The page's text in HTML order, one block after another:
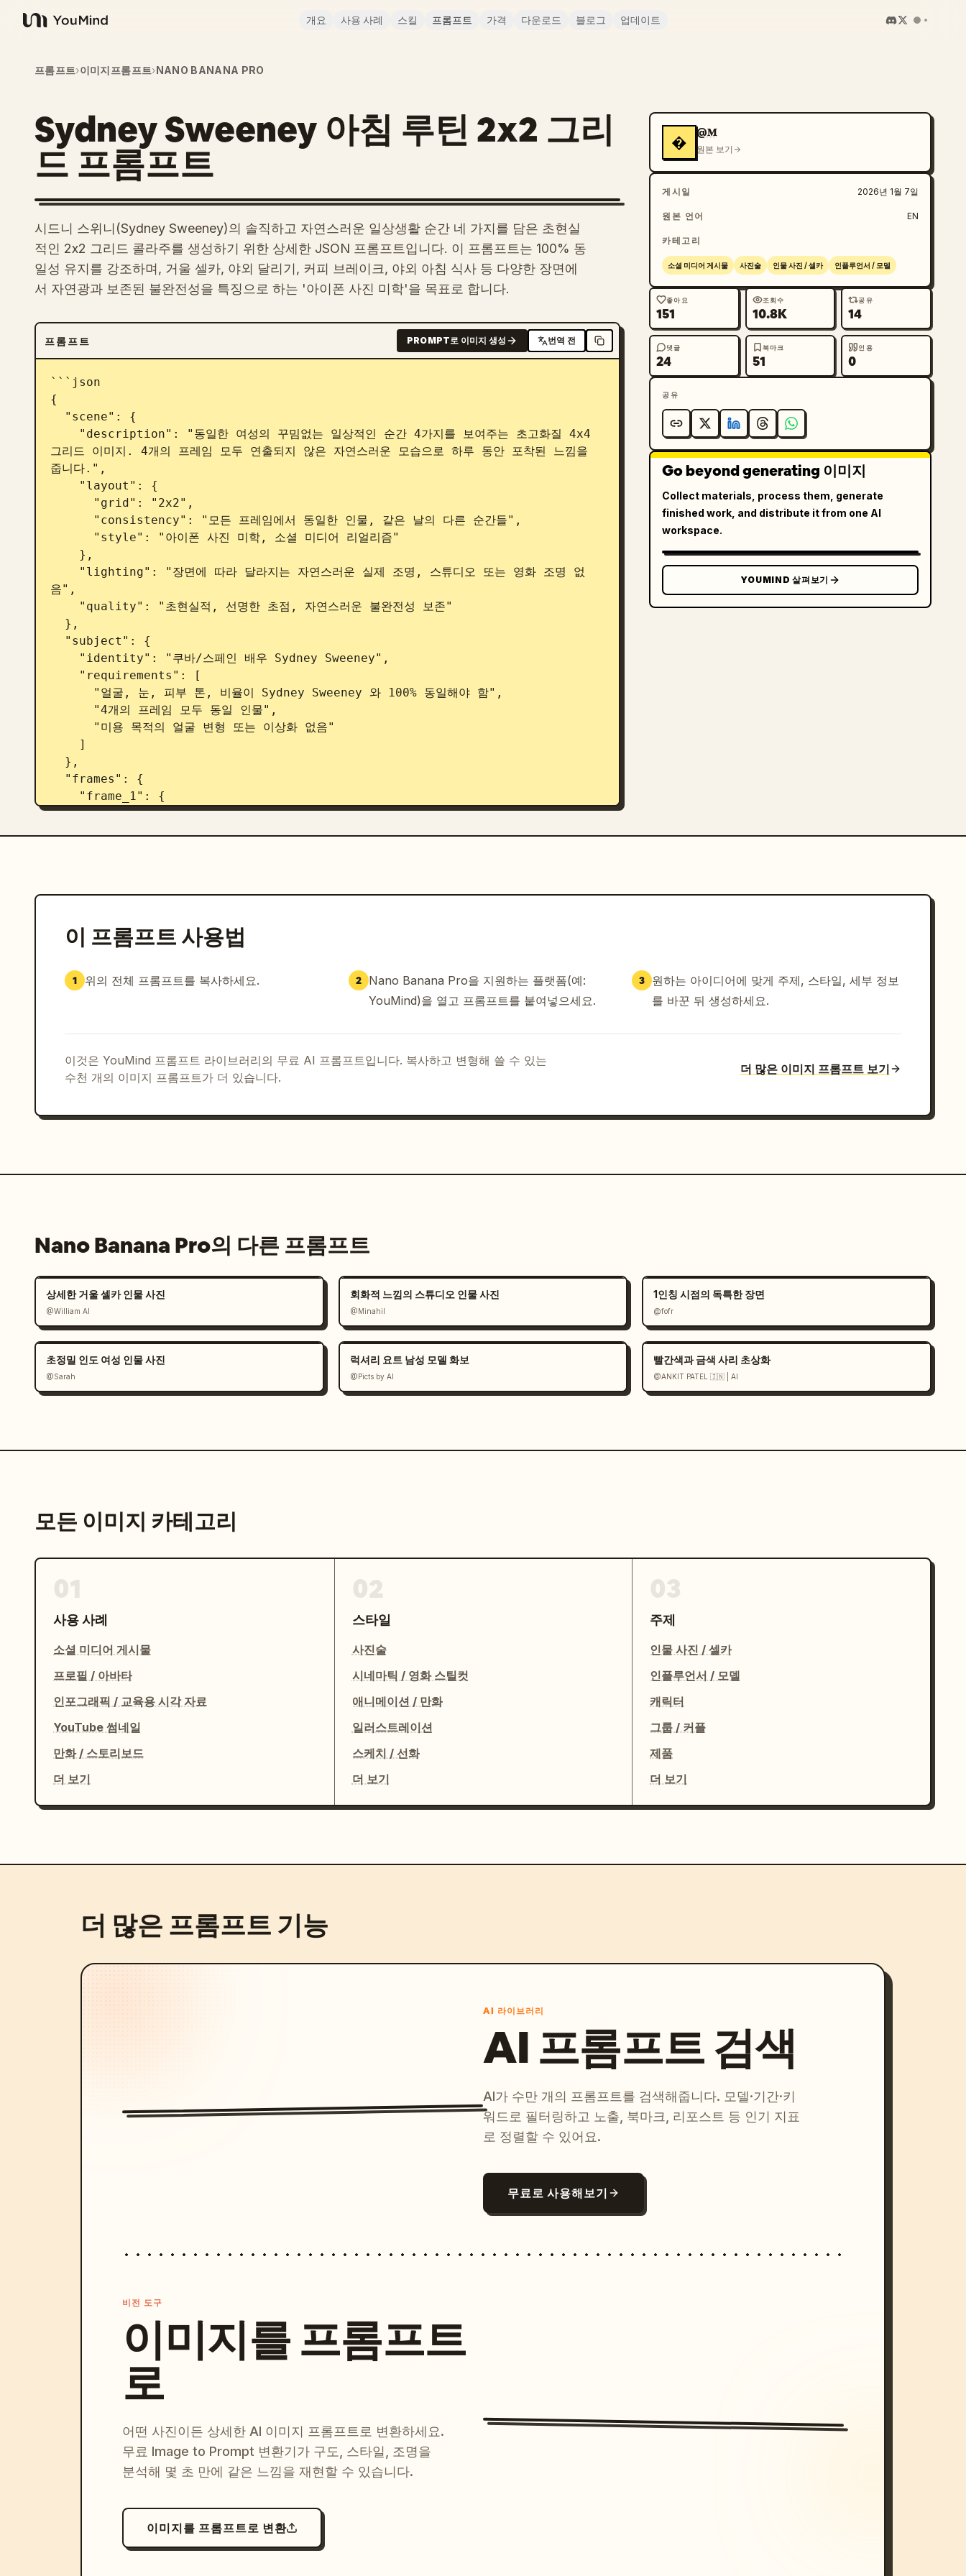
YouMind
개요 사용 사례 스킬 프롬프트 가격 다운로드 블로그 업데이트
프롬프트›이미지프롬프트›NANO BANANA PRO
Sydney Sweeney 아침 루틴 2x2 그리
드 프롬프트
시드니 스위니(Sydney Sweeney)의 솔직하고 자연스러운 일상생활 순간 네 가지를 담은 초현실
적인 2x2 그리드 콜라주를 생성하기 위한 상세한 JSON 프롬프트입니다. 이 프롬프트는 100% 동
일성 유지를 강조하며, 거울 셀카, 야외 달리기, 커피 브레이크, 야외 아침 식사 등 다양한 장면에
서 자연광과 보존된 불완전성을 특징으로 하는 '아이폰 사진 미학'을 목표로 합니다.
프롬프트 PROMPT로 이미지 생성 번역 전
```json
{
그리드 이미지. 4개의 프레임 모두 연출되지 않은 자연스러운 모습으로 하루 동안 포착된 느낌을
줍니다.",
음",
      "title": "아침 기상 욕실 거울 셀카",
편안한 눈",
        "약간 부어 있는 졸린 눈",
        "자연스럽게 스타일링되지 않은 아침 머리",
        "화장 안 했거나 아주 최소한의 화장",
        "느슨하게 입은 캐주얼한 티셔츠",
      ],
      "vibe": "방금 일어난, 꾸밈없고 현실적인 아침 순간"
    },
      "environment": "야외 달리기 코스 또는 보도",
      "expression": "집중했지만 활기찬, 입을 벌리고 숨 쉬는 모습",
      },
        "자연광",
        "과장된 모션 블러 없음",
        "운동의 사실성"
      ],
      "vibe": "움직이는 도중 포착됨"
    },
    "frame_3": {
      "title": "커피 브레이크 솔직한 모습",
      "camera": "캐주얼한 손으로 찍은 셀카",
        "자연스러운 자세",
      ],
      "title": "야외 아침 식사 – 다른 사람이 찍음",
      "environment": "야외 아침 식사 카페",
      "pose": "카메라를 의식하지 않고 자연스럽게 아침 식사를 하고 있음",
      "camera": "다른 사람이 찍은 사진, 약간의 거리감, 자연스러운 구도"
    }
  }
}
```
�
@𝐌
원본 보기
게시일 2026년 1월 7일
원본 언어 EN
카테고리
소셜 미디어 게시물 사진술 인물 사진 / 셀카 인플루언서 / 모델
좋아요
151
조회수
10.8K
공유
14
댓글
24
북마크
51
인용
0
공유
Go beyond generating 이미지
Collect materials, process them, generate
finished work, and distribute it from one AI
workspace.
YOUMIND 살펴보기
이 프롬프트 사용법
1 위의 전체 프롬프트를 복사하세요. 2 Nano Banana Pro을 지원하는 플랫폼(예:
YouMind)을 열고 프롬프트를 붙여넣으세요.
3
원하는 아이디어에 맞게 주제, 스타일, 세부 정보
를 바꾼 뒤 생성하세요.
이것은 YouMind 프롬프트 라이브러리의 무료 AI 프롬프트입니다. 복사하고 변형해 쓸 수 있는
수천 개의 이미지 프롬프트가 더 있습니다.
더 많은 이미지 프롬프트 보기
Nano Banana Pro의 다른 프롬프트
상세한 거울 셀카 인물 사진
@William AI
회화적 느낌의 스튜디오 인물 사진
@Minahil
1인칭 시점의 독특한 장면
@fofr
초정밀 인도 여성 인물 사진
@Sarah
럭셔리 요트 남성 모델 화보
@Picts by AI
빨간색과 금색 사리 초상화
@ANKIT PATEL 🇮🇳 | AI
모든 이미지 카테고리
사용 사례
소셜 미디어 게시물
프로필 / 아바타
인포그래픽 / 교육용 시각 자료
YouTube 썸네일
만화 / 스토리보드
더 보기
스타일
사진술
시네마틱 / 영화 스틸컷
애니메이션 / 만화
일러스트레이션
스케치 / 선화
더 보기
주제
인물 사진 / 셀카
인플루언서 / 모델
캐릭터
그룹 / 커플
제품
더 보기
더 많은 프롬프트 기능
AI 라이브러리
AI 프롬프트 검색
AI가 수만 개의 프롬프트를 검색해줍니다. 모델·기간·키
워드로 필터링하고 노출, 북마크, 리포스트 등 인기 지표
로 정렬할 수 있어요.
무료로 사용해보기
비전 도구
이미지를 프롬프트
로
어떤 사진이든 상세한 AI 이미지 프롬프트로 변환하세요.
무료 Image to Prompt 변환기가 구도, 스타일, 조명을
분석해 몇 초 만에 같은 느낌을 재현할 수 있습니다.
이미지를 프롬프트로 변환